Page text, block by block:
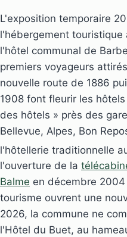
L'exposition temporaire
l'hébergement touristique
l'hôtel communal de
premiers voyageurs
nouvelle route de 1886
1908 font fleurir les
des hôtels » près des
Bellevue, Alpes, Bon
l'hôtellerie traditionnelle
l'ouverture de la
Balme en décembre
tourisme ouvrent une
2026, la commune ne
l'Hôtel du Buet, au